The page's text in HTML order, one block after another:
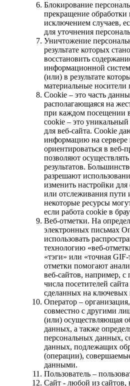
Блокирование
прекращение
исключением случаев,
для уточнения
Уничтожение
результате которых
восстановить
информационной
(или) в результате
материальные
Cookie – это часть
располагающаяся на
при каждом посещении
cookie – это уникальный
для веб-сайта. Cookie
информацию на сервере
ориентироваться в веб-
позволяют
результатов.
разрешают
изменить настройки для
или отслеживания
некоторые ресурсы
если работа cookie в
Веб-отметки. На
электронных письмах
использовать
технологию «веб-
«тэги» или «точная
отметки помогают
веб-сайтов, например,
числа посетителей
сделанных на ключевых
Оператор –
совместно с другими
(или) осуществляющая
данных, а также
персональных данных,
данных, подлежащих
(операции),
данными.
Пользователь –
Сайт - любой из сайтов,